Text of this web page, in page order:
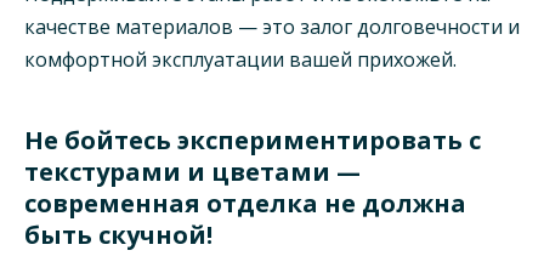
качестве материалов — это залог долговечности и
комфортной эксплуатации вашей прихожей.
Не бойтесь экспериментировать с
текстурами и цветами —
современная отделка не должна
быть скучной!